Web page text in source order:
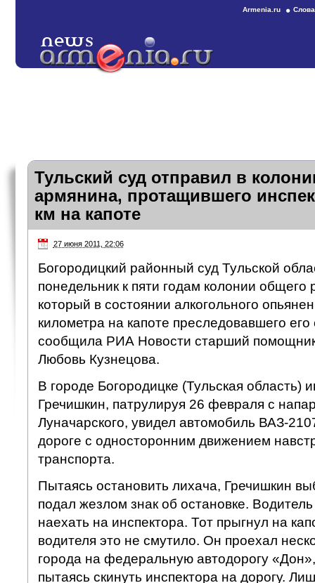
Armenia.ru
Тульский суд отправил в
армянина, протащившего
км на капоте
27 июня 2011, 22:06
Богородицкий районный суд Тульской
понедельник к пяти годам колонии общего
который в состоянии алкогольного
километра на капоте преследовавшего
сообщила РИА Новости старший помощник
Любовь Кузнецова.
В городе Богородицке (Тульская область)
Гречишкин, патрулируя 26 февраля с
Луначарского, увидел автомобиль ВАЗ-
дороге с односторонним движением
транспорта.
Пытаясь остановить лихача, Гречишкин
подал жезлом знак об остановке.
наехать на инспектора. Тот прыгнул на
водителя это не смутило. Он проехал
города на федеральную автодорогу
пытаясь скинуть инспектора на дорогу.